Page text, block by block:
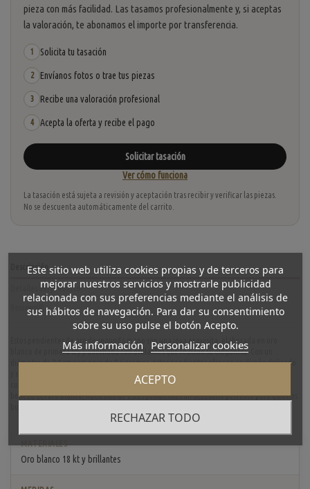
pieza con más facilidad. Las tasamos profesionalmente y, si aceptas
la valoración, te abonamos el importe por transferencia.
1 Solicita tu tasación
2 Envíanos fotos o trae tus piezas
3 Recibe una valoración profesional
4 Acepta la oferta y recibe el pago
Solicitar tasación
Ver cómo funciona
La tasación está sujeta a revisión y aceptación tras recibir y verificar las piezas.
No se descuenta automáticamente del carrito.
Descripción
Detalles del producto
Reviews (0)
Estos pendientes de aro de segunda mano son una joya exquisita, elaborada en oro
blanco de primera ley y adornada con brillantes que realzan su elegancia. Con un
diámetro de 2.4 cm y un peso de 8.6 gramos, estos pendientes ofrecen un diseño delicado
y sofisticado, ideal para añadir un toque de brillo a cualquier atuendo. Los brillantes,
cuidadosamente engastados, aportan un destello inigualable que complementa la
belleza del oro blanco, haciendo de estos pendientes un accesorio perfecto para quienes
MATERIALES
Oro blanco 18 kt y brillantes
Este sitio web utiliza cookies propias y de terceros para
mejorar nuestros servicios y mostrarle publicidad
relacionada con sus preferencias mediante el análisis de
sus hábitos de navegación. Para dar su consentimiento
sobre su uso pulse el botón Acepto.
Más información Personalizar cookies
RECHAZAR TODO
ACEPTO